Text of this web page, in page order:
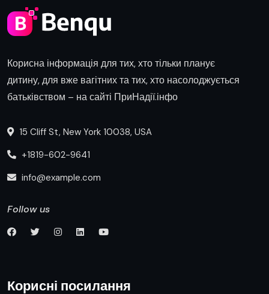
Корисна інформація для тих, хто тільки планує
дитину, для вже вагітних та тих, хто насолоджується
батьківством – на сайті ПриНадії.інфо
15 Cliff St, New York 10038, USA
+1819-602-9641
info@example.com
Follow us
Корисні посилання